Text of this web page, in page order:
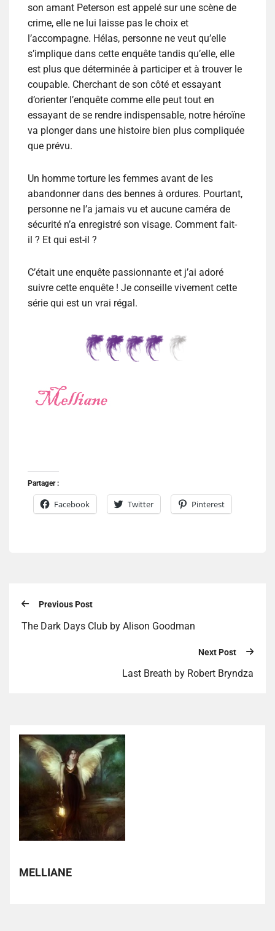
son amant Peterson est appelé sur une scène de
crime, elle ne lui laisse pas le choix et
l’accompagne. Hélas, personne ne veut qu’elle
s’implique dans cette enquête tandis qu’elle, elle
est plus que déterminée à participer et à trouver le
coupable. Cherchant de son côté et essayant
d’orienter l’enquête comme elle peut tout en
essayant de se rendre indispensable, notre héroïne
va plonger dans une histoire bien plus compliquée
que prévu.
Un homme torture les femmes avant de les
abandonner dans des bennes à ordures. Pourtant,
personne ne l’a jamais vu et aucune caméra de
sécurité n’a enregistré son visage. Comment fait-
il ? Et qui est-il ?
C’était une enquête passionnante et j’ai adoré
suivre cette enquête ! Je conseille vivement cette
série qui est un vrai régal.
Partager :
Facebook Twitter Pinterest
Previous Post
The Dark Days Club by Alison Goodman
Next Post
Last Breath by Robert Bryndza
MELLIANE